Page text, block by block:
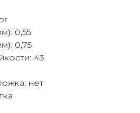
0,55
0,75
43
нет